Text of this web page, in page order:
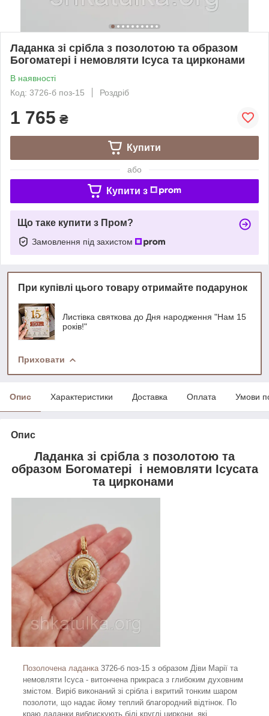
Ладанка зі срібла з позолотою та образом
Богоматері і немовляти Ісуса та цирконами
В наявності
Код: 3726-б поз-15
Роздріб
1 765 ₴
Купити
або
Купити з
Що таке купити з Пром?
Замовлення під захистом
При купівлі цього товару отримайте подарунок
Листівка святкова до Дня народження "Нам 15
років!"
Приховати
Опис Характеристики Доставка Оплата Умови
Опис
Ладанка зі срібла з позолотою та
образом Богоматері і немовляти Ісусата
та цирконами
Позолочена ладанка3726-б поз-15 з образом Діви Марії та
немовляти Ісуса - витончена прикраса з глибоким духовним
змістом. Виріб виконаний зі срібла і вкритий тонким шаром
позолоти, що надає йому теплий благородний відтінок. По
краю ладанки виблискують білі круглі циркони, які